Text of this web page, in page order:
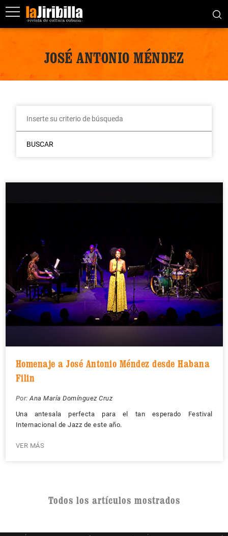
JOSÉ ANTONIO MÉNDEZ
BUSCAR
Homenaje a José Antonio Méndez desde Habana
Filin
Por: Ana María Domínguez Cruz
Una antesala perfecta para el tan esperado Festival
Internacional de Jazz de este año.
VER MÁS
Todos los artículos mostrados